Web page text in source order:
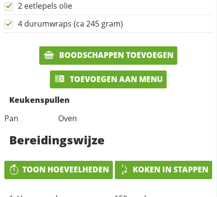
2 eetlepels olie
4 durumwraps (ca 245 gram)
BOODSCHAPPEN TOEVOEGEN
TOEVOEGEN AAN MENU
Keukenspullen
Pan
Oven
Bereidingswijze
TOON HOEVEELHEDEN KOKEN IN STAPPEN